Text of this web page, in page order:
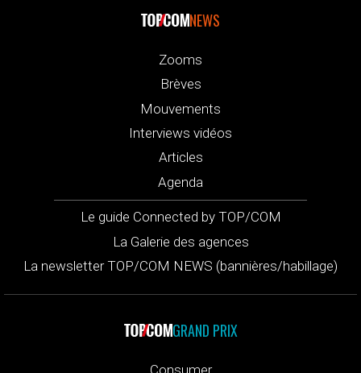
NEWS
Zooms
Brèves
Mouvements
Interviews vidéos
Articles
Agenda
Le guide Connected by TOP/COM
La Galerie des agences
La newsletter TOP/COM NEWS (bannières/habillage)
GRAND PRIX